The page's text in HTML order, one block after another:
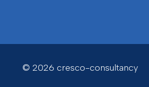
© 2026 cresco-consultancy